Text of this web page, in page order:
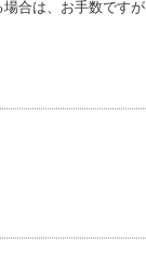
合は、お手数です